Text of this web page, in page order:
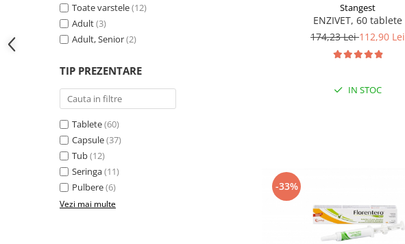
Toate varstele(12)
Adult(3)
Adult, Senior(2)
TIP PREZENTARE
Tablete(60)
Capsule(37)
Tub(12)
Seringa(11)
Pulbere(6)
Vezi mai multe
Stangest
ENZIVET, 60 tablete
174,23 Lei112,90 Lei
IN STOC
-33%